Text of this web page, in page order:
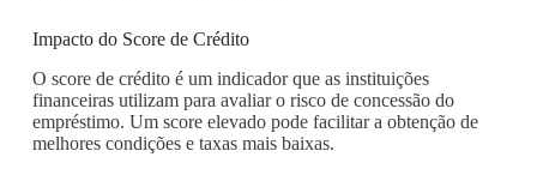
Impacto do Score de Crédito
O score de crédito é um indicador que as instituições
financeiras utilizam para avaliar o risco de concessão do
empréstimo. Um score elevado pode facilitar a obtenção de
melhores condições e taxas mais baixas.